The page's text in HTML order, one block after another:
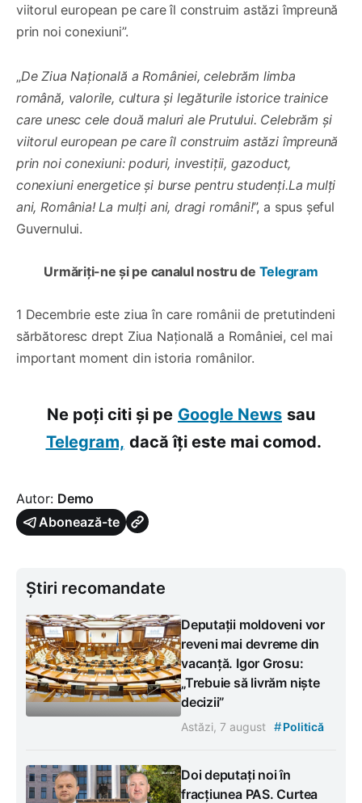
viitorul european pe care îl construim astăzi împreună
prin noi conexiuni”.
„De Ziua Națională a României, celebrăm limba
română, valorile, cultura și legăturile istorice trainice
care unesc cele două maluri ale Prutului. Celebrăm și
viitorul european pe care îl construim astăzi împreună
prin noi conexiuni: poduri, investiții, gazoduct,
conexiuni energetice și burse pentru studenți.La mulți
ani, România! La mulți ani, dragi români!”, a spus șeful
Guvernului.
Urmăriți-ne și pe canalul nostru de Telegram
1 Decembrie este ziua în care românii de pretutindeni
sărbătoresc drept Ziua Națională a României, cel mai
important moment din istoria românilor.
Ne poți citi și pe Google News sau
Telegram, dacă îți este mai comod.
Autor: Demo
Abonează-te
Știri recomandate
Deputații moldoveni vor
reveni mai devreme din
vacanță. Igor Grosu:
„Trebuie să livrăm niște
decizii”
Astăzi, 7 august #Politică
Doi deputați noi în
fracțiunea PAS. Curtea